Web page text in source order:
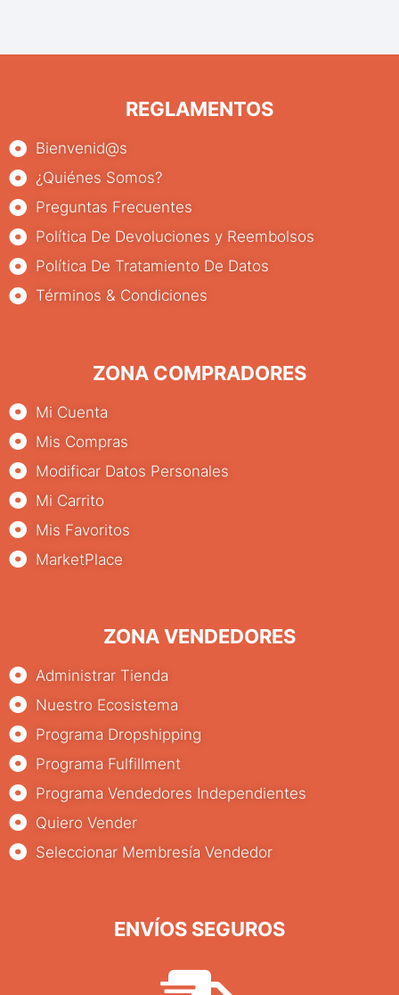
REGLAMENTOS
Bienvenid@s
¿Quiénes Somos?
Preguntas Frecuentes
Política De Devoluciones y Reembolsos
Política De Tratamiento De Datos
Términos & Condiciones
ZONA COMPRADORES
Mi Cuenta
Mis Compras
Modificar Datos Personales
Mi Carrito
Mis Favoritos
MarketPlace
ZONA VENDEDORES
Administrar Tienda
Nuestro Ecosistema
Programa Dropshipping
Programa Fulfillment
Programa Vendedores Independientes
Quiero Vender
Seleccionar Membresía Vendedor
ENVÍOS SEGUROS